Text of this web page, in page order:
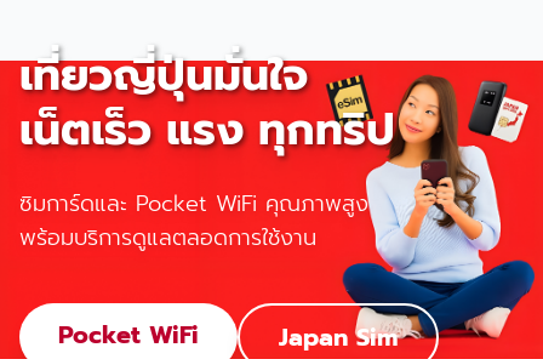
เที่ยวญี่ปุ่นมั่นใจ
เน็ตเร็ว แรง ทุกทริป
ซิมการ์ดและ Pocket WiFi คุณภาพสูง
พร้อมบริการดูแลตลอดการใช้งาน
Pocket WiFi Japan Sim